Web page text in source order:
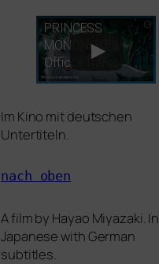
PRINCESS
MONONOKE
Official Trailer
Im Kino mit deut­schen
Untertiteln.
nach oben
A film by Hayao Miyazaki. In
Japanese with German
subtitles.